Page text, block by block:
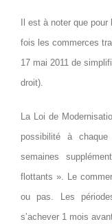
Il est à noter que
fois les commerces
17 mai 2011 de
droit).
La Loi de
possibilité à
semaines
flottants ». Le
ou pas. Les
s’achever 1 mois